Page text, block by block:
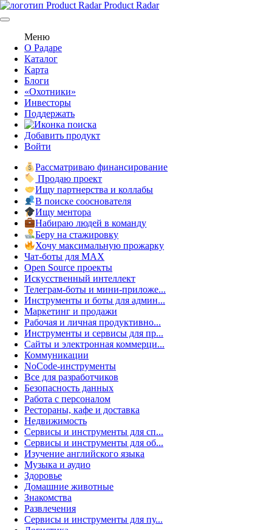
Product Radar
Меню
О Радаре
Каталог
Карта
Блоги
«Охотники»
Инвесторы
Поддержать
Добавить продукт
Войти
Рассматриваю финансирование
Продаю проект
Ищу партнерства и коллабы
В поиске сооснователя
Ищу ментора
Набираю людей в команду
Беру на стажировку
Хочу максимальную прожарку
Чат-боты для MAX
Open Source проекты
Искусственный интеллект
Телеграм-боты и мини-приложе...
Инструменты и боты для админ...
Маркетинг и продажи
Рабочая и личная продуктивно...
Инструменты и сервисы для пр...
Сайты и электронная коммерци...
Коммуникации
NoCode-инструменты
Все для разработчиков
Безопасность данных
Работа с персоналом
Рестораны, кафе и доставка
Недвижимость
Сервисы и инструменты для сп...
Сервисы и инструменты для об...
Изучение английского языка
Музыка и аудио
Здоровье
Домашние животные
Знакомства
Развлечения
Сервисы и инструменты для пу...